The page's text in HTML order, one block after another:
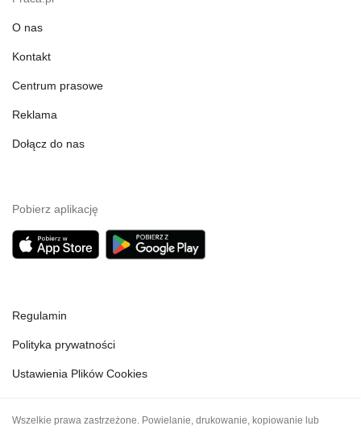
O nas
Kontakt
Centrum prasowe
Reklama
Dołącz do nas
Pobierz aplikację
Regulamin
Polityka prywatności
Ustawienia Plików Cookies
Wszelkie prawa zastrzeżone. Powielanie, drukowanie, kopiowanie lub